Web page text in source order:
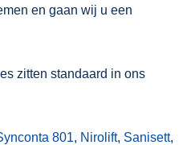
en gaan wij u een
zitten standaard in ons
801, Nirolift, Sanisett,